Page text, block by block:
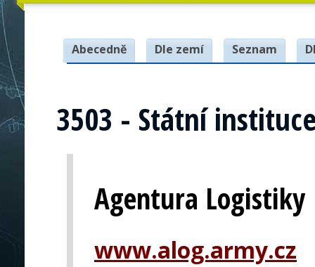
Abecedně Dle zemí Seznam
3503 - Státní
Agentura Logistiky
www.alog.army.cz